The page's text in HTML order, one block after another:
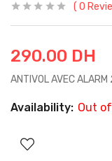
0
290.00 DH
ANTIVOL AVEC ALARM
Availability: Out